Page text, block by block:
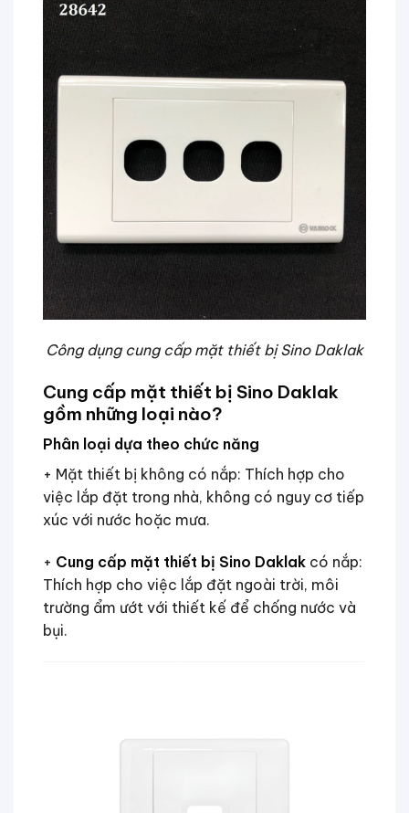
Công dụng cung cấp mặt thiết bị Sino Daklak
Cung cấp mặt thiết bị Sino Daklak
gồm những loại nào?
Phân loại dựa theo chức năng
+ Mặt thiết bị không có nắp: Thích hợp cho
việc lắp đặt trong nhà, không có nguy cơ tiếp
xúc với nước hoặc mưa.
+ Cung cấp mặt thiết bị Sino Daklak có nắp:
Thích hợp cho việc lắp đặt ngoài trời, môi
trường ẩm ướt với thiết kế để chống nước và
bụi.